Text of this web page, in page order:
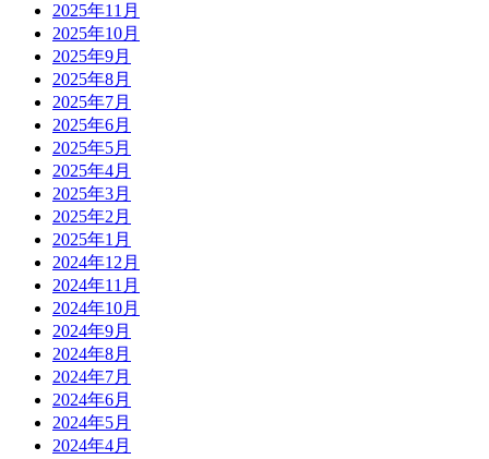
2025年11月
2025年10月
2025年9月
2025年8月
2025年7月
2025年6月
2025年5月
2025年4月
2025年3月
2025年2月
2025年1月
2024年12月
2024年11月
2024年10月
2024年9月
2024年8月
2024年7月
2024年6月
2024年5月
2024年4月